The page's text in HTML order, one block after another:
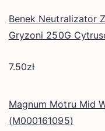
Benek Neutralizator
Gryzoni 250G
7.50zł
Magnum Motru Mid
(M000161095)